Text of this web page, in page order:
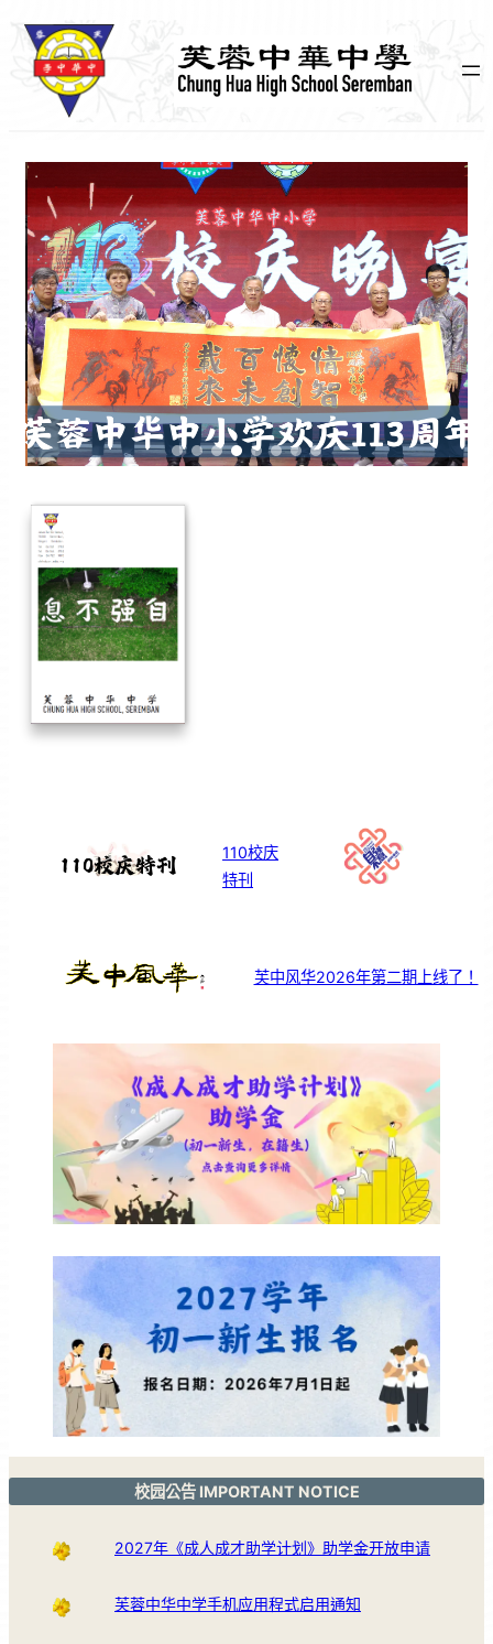
110校庆
特刊
芙中风华2026年第二期上线了！
校园公告 IMPORTANT NOTICE
2027年《成人成才助学计划》助学金开放申请
芙蓉中华中学手机应用程式启用通知